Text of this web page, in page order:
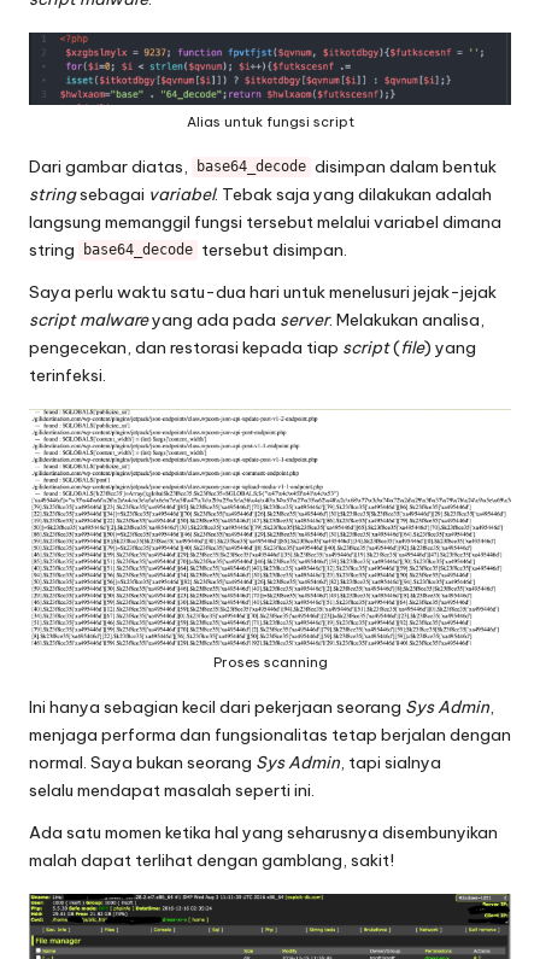
Alias untuk fungsi script
Dari gambar diatas, base64_decode disimpan dalam bentuk
stringsebagai variabel. Tebak saja yang dilakukan adalah
langsung memanggil fungsi tersebut melalui variabel dimana
string
base64_decode tersebut disimpan.
Saya perlu waktu satu-dua hari untuk menelusuri jejak-jejak
script malwareyang ada pada server. Melakukan analisa,
pengecekan, dan restorasi kepada tiap script(file) yang
terinfeksi.
Proses scanning
Ini hanya sebagian kecil dari pekerjaan seorang Sys Admin,
menjaga performa dan fungsionalitas tetap berjalan dengan
normal. Saya bukan seorang Sys Admin, tapi sialnya
selalu mendapat masalah seperti ini.
Ada satu momen ketika hal yang seharusnya disembunyikan
malah dapat terlihat dengan gamblang, sakit!